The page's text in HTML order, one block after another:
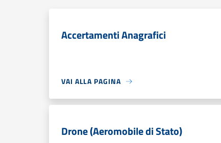
Accertamenti Anagrafici
VAI ALLA PAGINA
Drone (Aeromobile di Stato)